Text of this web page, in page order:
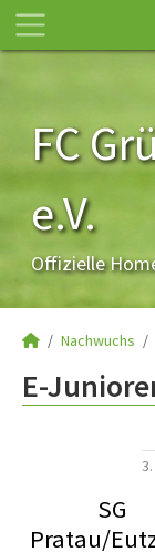
FC
e.V.
Offizielle
Nachwuchs
E-
SG
Pratau/